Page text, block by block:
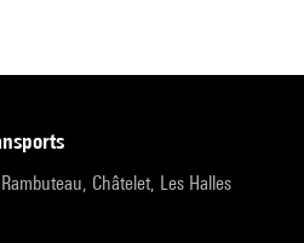
Châtelet, Les Halles